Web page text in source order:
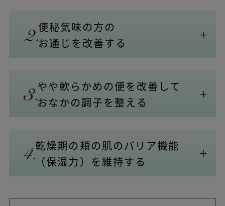
便秘気味の方の
お通じを改善する
やや軟らかめの便を改善して
おなかの調子を整える
乾燥期の頬の肌のバリア機能
（保湿力）を維持する